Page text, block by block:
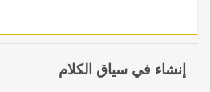
إنشاء في سياق الكلام